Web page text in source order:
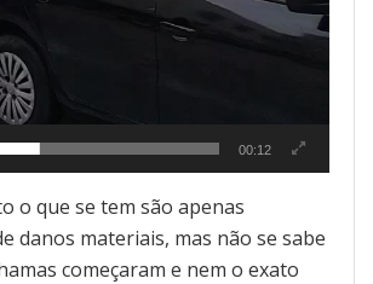
00:12
o que se tem são apenas
danos materiais, mas não se sabe
começaram e nem o exato